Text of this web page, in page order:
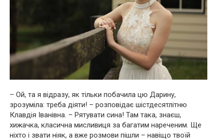
– Ой, та я відразу, як тільки побачила цю Дарину,
зрозуміла: треба діяти! – розповідає шістдесятлітню
Клавдія Іванівна. – Рятувати сина! Там така, знаєш,
хижачка, класична мисливиця за багатим нареченим. Ще
ніхто і звати ніяк, а вже розмови пішли – навіщо твоїй